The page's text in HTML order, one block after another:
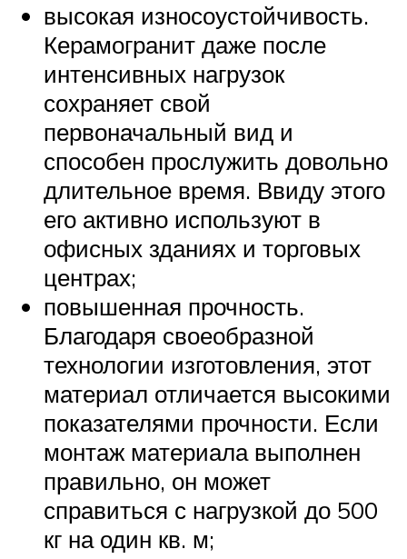
высокая износоустойчивость.
Керамогранит даже после
интенсивных нагрузок
сохраняет свой
первоначальный вид и
способен прослужить довольно
длительное время. Ввиду этого
его активно используют в
офисных зданиях и торговых
центрах;
повышенная прочность.
Благодаря своеобразной
технологии изготовления, этот
материал отличается высокими
показателями прочности. Если
монтаж материала выполнен
правильно, он может
справиться с нагрузкой до 500
кг на один кв. м;